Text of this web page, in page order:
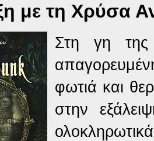
με τη Χρύσα
Στη γη της
φωτιά και
στην